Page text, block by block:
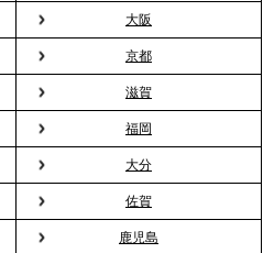
社員の交流を支える『オフ
新しい活用法
9」で、2ndTable「室内花
2026年、春の親睦は「花
大阪
京都
滋賀
福岡
大分
佐賀
鹿児島